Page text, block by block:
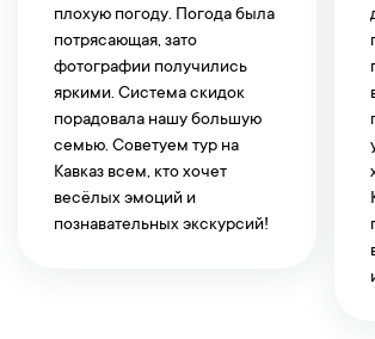
плохую погоду. Погода была
потрясающая, зато
фотографии получились
яркими. Система скидок
порадовала нашу большую
семью. Советуем тур на
Кавказ всем, кто хочет
весёлых эмоций и
познавательных экскурсий!